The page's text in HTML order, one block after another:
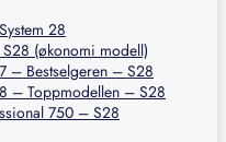
28
(økonomi modell)
– Bestselgeren – S28
– Toppmodellen – S28
750 – S28